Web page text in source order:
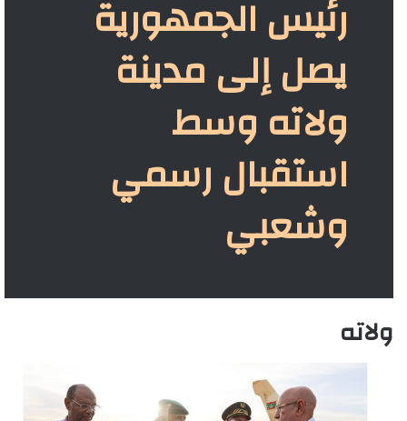
رئيس الجمهورية
يصل إلى مدينة
ولاته وسط
استقبال رسمي
وشعبي
ولاته